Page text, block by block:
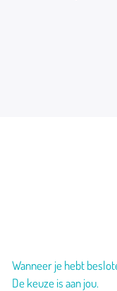
Wanneer je hebt
De keuze is aan jou.